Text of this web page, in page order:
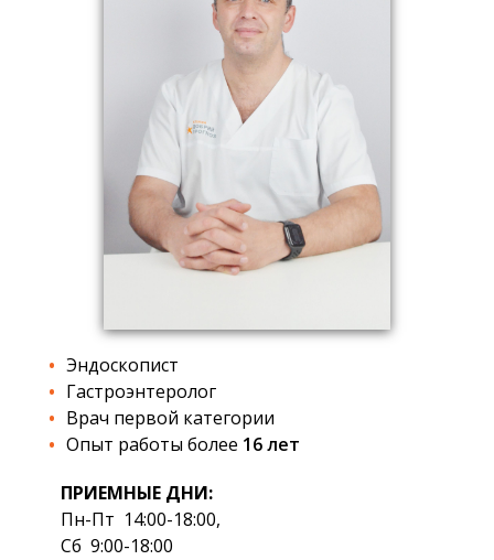
Эндоскопист
Гастроэнтеролог
Врач первой категории
Опыт работы более 16 лет
ПРИЕМНЫЕ ДНИ:
Пн-Пт 14:00-18:00,
Сб 9:00-18:00